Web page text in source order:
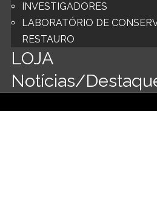
INVESTIGADORES
LABORATÓRIO DE
RESTAURO
LOJA
Notícias/